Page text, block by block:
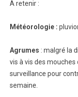
A retenir :
Météorologie :
Agrumes : malgré la
vis à vis des
surveillance pour
semaine.